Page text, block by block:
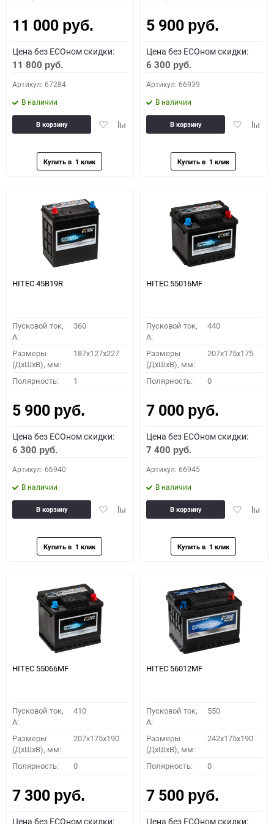
11 000 руб.
Цена без ECOном скидки:
11 800 руб.
Артикул: 67284
В наличии
ДобавитьДобавить
В корзину
5 900 руб.
Цена без ECOном скидки:
6 300 руб.
Артикул: 66939
В наличии
Добавить
В корзину
HITEC 45B19R
Пусковой ток,
A:
360
Размеры
(ДхШхВ), мм:
187x127x227
Полярность: 1
5 900 руб.
Цена без ECOном скидки:
6 300 руб.
Артикул: 66940
В наличии
ДобавитьДобавить
В корзину
HITEC 55016MF
Пусковой ток,
A:
440
Размеры
(ДхШхВ), мм:
207x175x175
Полярность: 0
7 000 руб.
Цена без ECOном скидки:
7 400 руб.
Артикул: 66945
В наличии
Добавить
В корзину
HITEC 55066MF
Пусковой ток,
A:
410
Размеры
(ДхШхВ), мм:
207x175x190
Полярность: 0
7 300 руб.
Цена без ECOном скидки:
HITEC 56012MF
Пусковой ток,
A:
550
Размеры
(ДхШхВ), мм:
242x175x190
Полярность: 0
7 500 руб.
Цена без ECOном скидки: